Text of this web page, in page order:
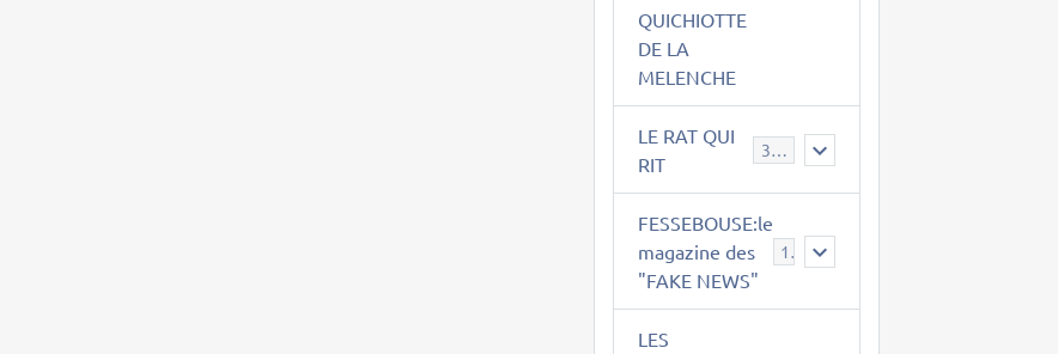
QUICHIOTTE
DE LA
MELENCHE
LE RAT QUI
RIT
395
FESSEBOUSE:le
magazine des
"FAKE NEWS"
19
LES